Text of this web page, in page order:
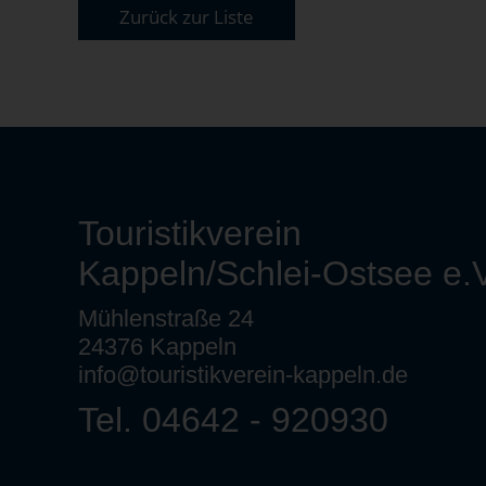
Zurück zur Liste
Touristikverein
Kappeln/Schlei-Ostsee
Mühlenstraße 24
24376 Kappeln
info@touristikverein-kappeln.de
Tel. 04642 - 920930